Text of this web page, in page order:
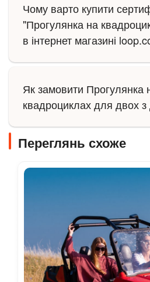
Чому варто купити
"Прогулянка на
в інтернет магазині
Як замовити Прогулянка
квадроциклах для двох
Переглянь схоже